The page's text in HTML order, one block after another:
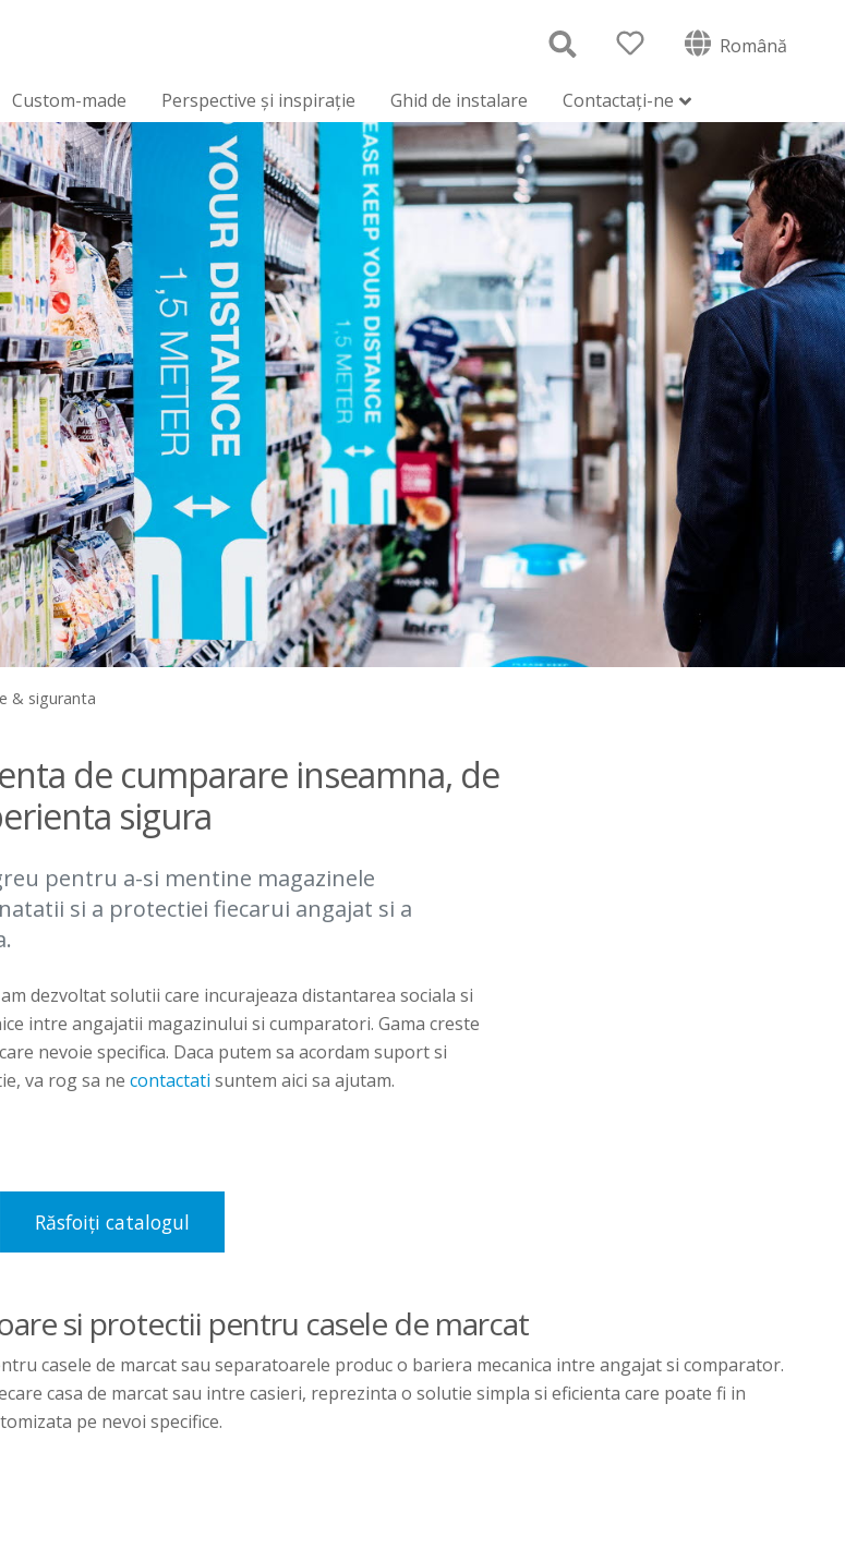
Română
Custom-made Perspective și inspirație Ghid de instalare Contactați-ne
& siguranta
de cumparare inseamna, de
sigura
pentru a-si mentine magazinele
si a protectiei fiecarui angajat si a
dezvoltat solutii care incurajeaza distantarea sociala si
intre angajatii magazinului si cumparatori. Gama creste
nevoie specifica. Daca putem sa acordam suport si
va rog sa ne contactati suntem aici sa ajutam.
Răsfoiți catalogul
si protectii pentru casele de marcat
casele de marcat sau separatoarele produc o bariera mecanica intre angajat si comparator.
casa de marcat sau intre casieri, reprezinta o solutie simpla si eficienta care poate fi in
pe nevoi specifice.